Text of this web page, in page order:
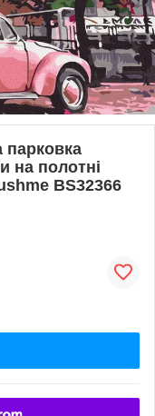
парковка
на полотні
BS32366